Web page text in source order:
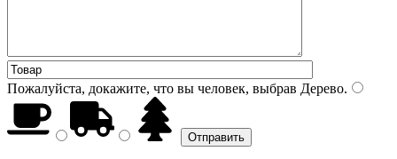
Пожалуйста, докажите, что вы человек, выбрав Дерево.